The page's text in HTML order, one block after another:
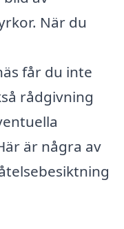
När du
får du inte
rådgivning
är några av